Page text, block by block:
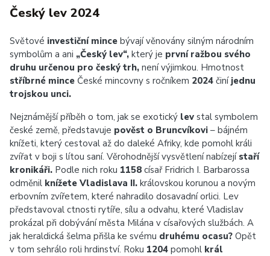
Český lev 2024
Světové investiční mince bývají věnovány silným národním
symbolům a ani „Český lev“, který je první ražbou svého
druhu určenou pro český trh, není výjimkou. Hmotnost
stříbrné mince České mincovny s ročníkem 2024 činí jednu
trojskou unci.
Nejznámější příběh o tom, jak se exotický lev stal symbolem
české země, představuje pověst o Bruncvíkovi – bájném
knížeti, který cestoval až do daleké Afriky, kde pomohl králi
zvířat v boji s lítou saní. Věrohodnější vysvětlení nabízejí staří
kronikáři. Podle nich roku 1158 císař Fridrich I. Barbarossa
odměnil knížete Vladislava II. královskou korunou a novým
erbovním zvířetem, které nahradilo dosavadní orlici. Lev
představoval ctnosti rytíře, sílu a odvahu, které Vladislav
prokázal při dobývání města Milána v císařových službách. A
jak heraldická šelma přišla ke svému druhému ocasu? Opět
v tom sehrálo roli hrdinství. Roku 1204 pomohl král